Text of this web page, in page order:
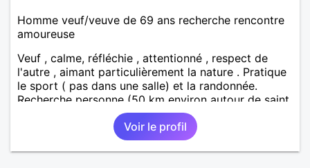
Homme veuf/veuve de 69 ans recherche rencontre
amoureuse
Veuf , calme, réfléchie , attentionné , respect de
l'autre , aimant particulièrement la nature . Pratique
le sport ( pas dans une salle) et la randonnée.
Recherche personne (50 km environ autour de saint
étienne) pour finir le reste de ma vie , sereinement ,
en parfaite harmonie et confiance.
Voir le profil